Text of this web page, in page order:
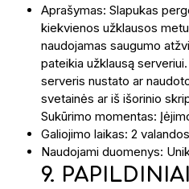
Aprašymas: Slapukas
kiekvienos užklausos
naudojamas saugumo
pateikia užklausą
serveris nustato ar
svetainės ar iš išorinio
Sukūrimo momentas:
Galiojimo laikas: 2 valandos
Naudojami duomenys:
9. PAPILDINIAI